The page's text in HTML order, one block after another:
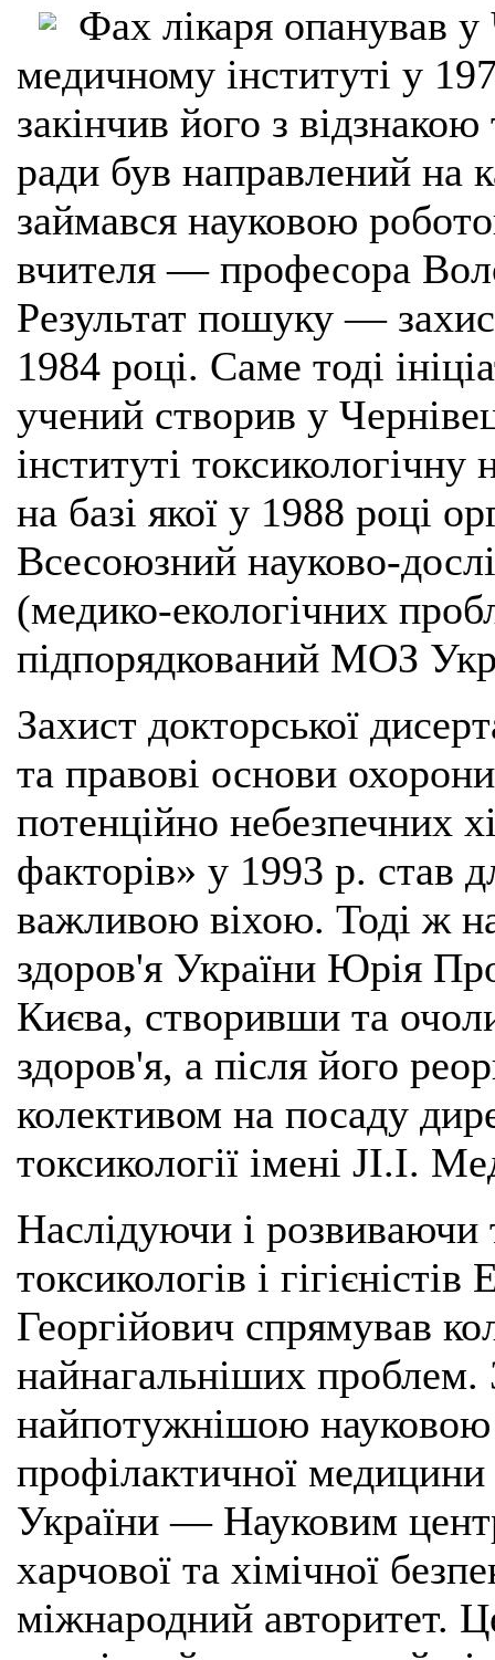
Фах лікаря опанував
медичному інституті у
закінчив його з
ради був направлений на
займався науковою
вчителя — професора
Результат пошуку —
1984 році. Саме тоді
учений створив у
інституті
на базі якої у 1988 році
Всесоюзний науково-
(медико-екологічних
підпорядкований МОЗ
Захист докторської
та правові основи
потенційно небезпечних
факторів» у 1993 р. став
важливою віхою. Тоді ж
здоров'я України Юрія
Києва, створивши та
здоров'я, а після його
колективом на посаду
токсикології імені JI.І.
Наслідуючи і розвиваючи
токсикологів і
Георгійович спрямував
найнагальніших проблем.
найпотужнішою
профілактичної
України — Науковим
харчової та хімічної
міжнародний авторитет.